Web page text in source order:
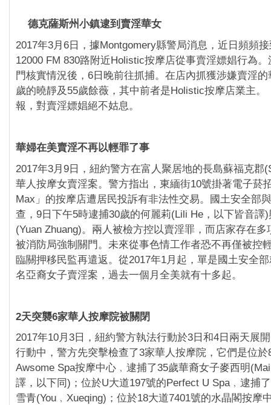
德克薩斯州小鎮逮到賣淫華女
2017年3月6日，據Montgomery縣警局消息，近日頻頻
12000 FM 830路附近Holistic按摩店從事賣淫嫖娼行為
門核實情況後，6日晚前往抓捕。在店內抓獲涉嫌賣淫
歲的曉靜及55歲餘薇，其中前者是Holistic按摩店業主。
報，對賣淫嫖娼絕不姑息。
華婦在美賣淫不再以輕罪了事
2017年3月9日，紐約警方在富人聚居地的長島蘇福克郡
華人按摩女賣淫案。警方指出，東緬街10號掛著電子菸
Max」的按摩店遭居民投訴有非法性交易。國土安全部
查，9日下午5時逮捕30歲的何麗莉(Lili He，以下皆音譯
(Yuan Zhuang)。兩人被檢方控以賣淫罪，而店家存在多
被消防局強制關門。未來從事色情工作者恐不再僅被控
臨關押移民監再遣返。從2017年1月起，單是國土安全
名亞裔女子賣淫案，過去一個月全美就有十多起。
2天突襲6家華人按摩院被關閉
2017年10月3日，紐約警方執法行動於3日和4日兩天展
行動中，警方先突擊檢查了3家華人按摩院，它們是位於
Awsome Spa按摩中心﹐逮捕了35歲華裔女子麥西明
譯，以下同)；位於U大道197號的Perfect U Spa﹐逮捕
雪青(You﹐Xueqing)；位於18大道7401號的水晶閣按摩